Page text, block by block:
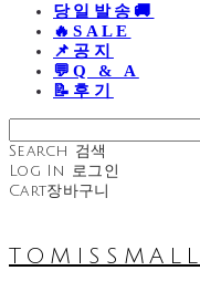
당일발송🚚
🔥SALE
📌공지
💬Q & A
📝후기
Search 검색
Log In
로그인
Cart장바구니
TOMISSMALL